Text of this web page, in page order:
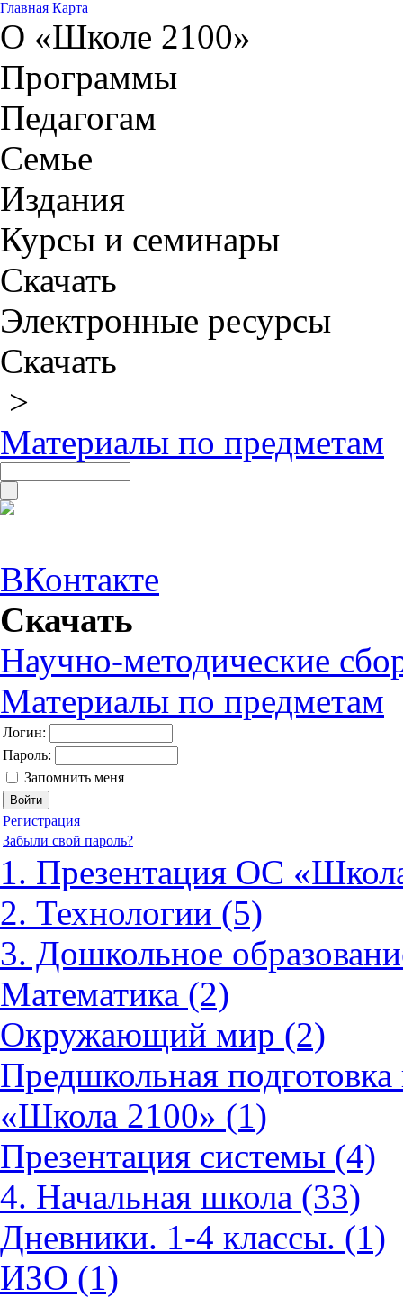
Главная Карта
О «Школе 2100»
Программы
Педагогам
Семье
Издания
Курсы и семинары
Скачать
Электронные ресурсы
Скачать
>
Материалы по предметам
ВКонтакте
Скачать
Научно-методические
Материалы по предметам
Логин:
Пароль:
Запомнить меня
Регистрация
Забыли свой пароль?
1. Презентация ОС
2. Технологии (5)
3. Дошкольное
Математика (2)
Окружающий мир (2)
Предшкольная
«Школа 2100» (1)
Презентация системы (4)
4. Начальная школа (33)
Дневники. 1-4 классы. (1)
ИЗО (1)